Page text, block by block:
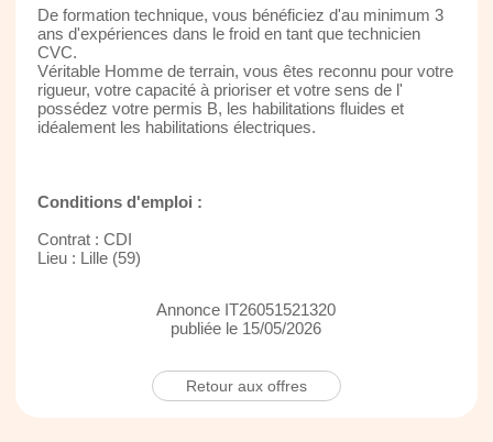
De formation technique, vous bénéficiez d'au minimum 3
ans d'expériences dans le froid en tant que technicien
CVC.
Véritable Homme de terrain, vous êtes reconnu pour votre
rigueur, votre capacité à prioriser et votre sens de l'
possédez votre permis B, les habilitations fluides et
idéalement les habilitations électriques.
Conditions d'emploi :
Contrat : CDI
Lieu : Lille (59)
Annonce IT26051521320
publiée le 15/05/2026
Retour aux offres